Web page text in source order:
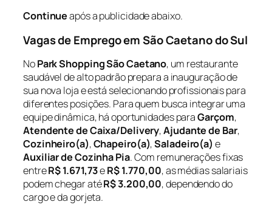
Continueapós a publicidade abaixo.
Vagas de Emprego em São Caetano do Sul
NoPark Shopping São Caetano, um restaurante
saudável de alto padrão prepara a inauguração de
sua nova loja e está selecionando profissionais para
diferentes posições. Para quem busca integrar uma
equipe dinâmica, há oportunidades paraGarçom,
Atendente de Caixa/Delivery,Ajudante de Bar,
Cozinheiro(a),Chapeiro(a),Saladeiro(a) e
Auxiliar de Cozinha Pia. Com remunerações fixas
entreR$ 1.671,73eR$ 1.770,00, as médias salariais
podem chegar atéR$ 3.200,00, dependendo do
cargo e da gorjeta.